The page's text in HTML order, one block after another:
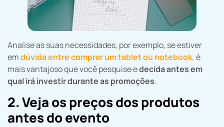
Analise as suas necessidades, por exemplo, se estiver
emdúvida entre comprar um tablet ou notebook, é
mais vantajoso que você pesquise edecida antes em
qual irá investir durante as promoções.
2. Veja os preços dos produtos
antes do evento